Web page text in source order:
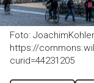
Foto:
https://
curid=44231205